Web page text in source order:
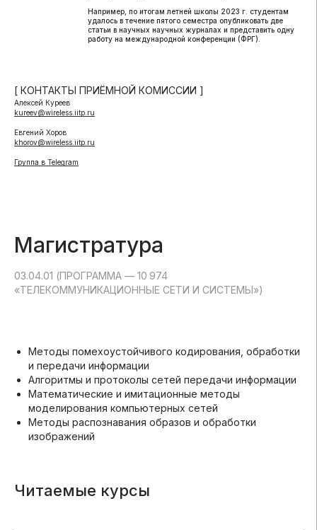
Например, по итогам летней школы 2023 г. студентам
удалось в течение пятого семестра опубликовать две
статьи в научных научных журналах и представить одну
работу на международной конференции (ФРГ).
[ КОНТАКТЫ ПРИЁМНОЙ КОМИССИИ ]
Алексей Куреев
kureev@wireless.iitp.ru
Евгений Хоров
khorov@wireless.iitp.ru
Группа в Telegram
Магистратура
03.04.01 (ПРОГРАММА — 10 974
«‎ТЕЛЕКОММУНИКАЦИОННЫЕ СЕТИ И СИСТЕМЫ»)
Методы помехоустойчивого кодирования, обработки
и передачи информации
Алгоритмы и протоколы сетей передачи информации
Математические и имитационные методы
моделирования компьютерных сетей
Методы распознавания образов и обработки
изображений
Читаемые курсы